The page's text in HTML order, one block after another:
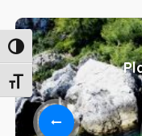
Alternar alto contraste
Alternar tamaño de